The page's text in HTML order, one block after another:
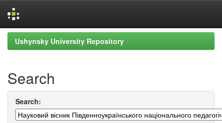
Skip
navigation
Ushynsky University Repository
Search
Search: